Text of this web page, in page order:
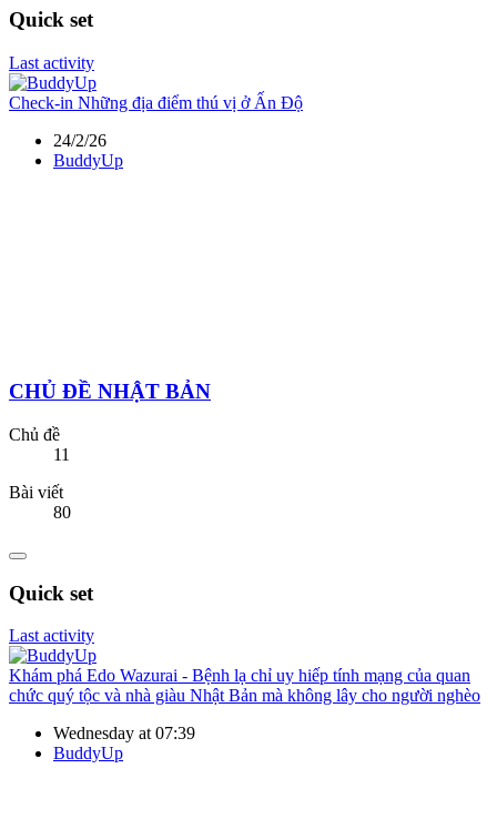
Quick set
Last activity
Check-in Những địa điểm thú vị ở Ấn Độ
24/2/26
BuddyUp
CHỦ ĐỀ NHẬT BẢN
Chủ đề
11
Bài viết
80
Quick set
Last activity
Khám phá Edo Wazurai - Bệnh lạ chỉ uy hiếp tính mạng của quan
chức quý tộc và nhà giàu Nhật Bản mà không lây cho người nghèo
Wednesday at 07:39
BuddyUp